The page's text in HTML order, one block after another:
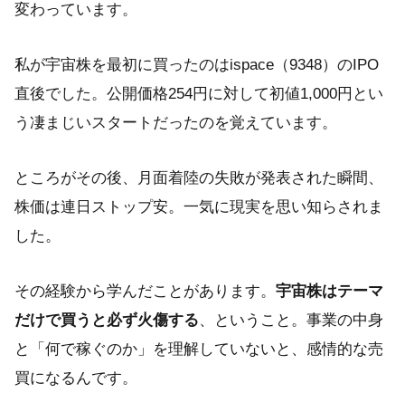
変わっています。
私が宇宙株を最初に買ったのはispace（9348）のIPO
直後でした。公開価格254円に対して初値1,000円とい
う凄まじいスタートだったのを覚えています。
ところがその後、月面着陸の失敗が発表された瞬間、
株価は連日ストップ安。一気に現実を思い知らされま
した。
その経験から学んだことがあります。 宇宙株はテーマ
だけで買うと必ず火傷する、ということ。事業の中身
と「何で稼ぐのか」を理解していないと、感情的な売
買になるんです。